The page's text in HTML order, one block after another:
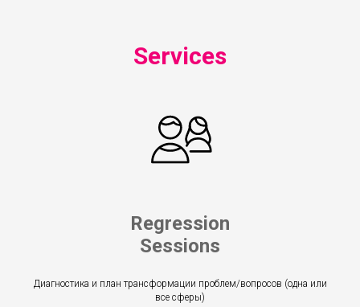
Services
Regression
Sessions
Диагностика и план трансформации проблем/вопросов (одна или
все сферы)